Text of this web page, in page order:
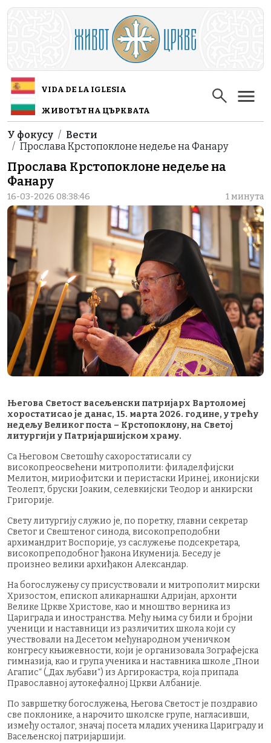
Skip to main content
VIDA DE LA IGLESIA
ЖИВОТЪТ НА ЦЪРКВАТА
Breadcrumb
У фокусу
Вести
Прослава Крстопоклоне недеље на Фанару
Прослава Крстопоклоне недеље на
Фанару
16-03-2026 08:38:46 1 минута
Његова Светост васељенски патријарх Вартоломеј
хоростатисао је данас, 15. марта 2026. године, у трећу
недељу Великог поста – Крстопоклону, на Светој
литургији у Патријаршијском храму.
Са Његовом Светошћу сахоростатисали су
високопреосвећени митрополити: филаделфијски
Мелитон, мириофитски и перистаски Иринеј, иконијски
Теолепт, бруски Јоаким, селевкијски Теодор и анкирски
Григорије.
Свету литургију служио је, по поретку, главни секретар
Светог и Свештеног синода, високопреподобни
архимандрит Воспорије, уз саслужење подсекретара,
високопреподобног ђакона Икуменија. Беседу је
произнео велики архиђакон Александар.
На богослужењу су присуствовали и митрополит мирски
Хризостом, епископ аликарнашки Адријан, архонти
Велике Цркве Христове, као и мноштво верника из
Цариграда и иностранства. Међу њима су били и бројни
ученици и наставници из различитих школа који су
учествовали на Десетом међународном ученичком
конгресу књижевности, који је организовала Зографејска
гимназија, као и група ученика и наставника школе „Пнои
Агапис“ („Дах љубави“) из Аргирокастра, која припада
Православној аутокефалној Цркви Албаније.
По завршетку богослужења, Његова Светост је поздравио
све поклонике, а нарочито школске групе, нагласивши,
између осталог, значај посета младих ученика Цариграду и
Васељенској патријаршији.